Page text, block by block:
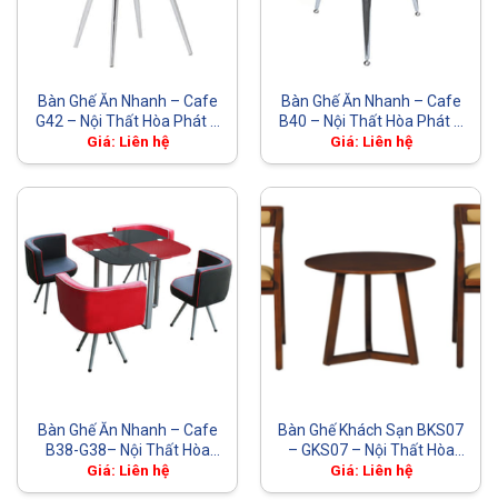
Bàn Ghế Ăn Nhanh – Cafe
G42 – Nội Thất Hòa Phát –
The One
Giá: Liên hệ
Bàn Ghế Ăn Nhanh – Cafe
B40 – Nội Thất Hòa Phát –
The One
Giá: Liên hệ
Bàn Ghế Ăn Nhanh – Cafe
B38-G38– Nội Thất Hòa
Phát – The One
Giá: Liên hệ
Bàn Ghế Khách Sạn BKS07
– GKS07 – Nội Thất Hòa
Phát – The One
Giá: Liên hệ